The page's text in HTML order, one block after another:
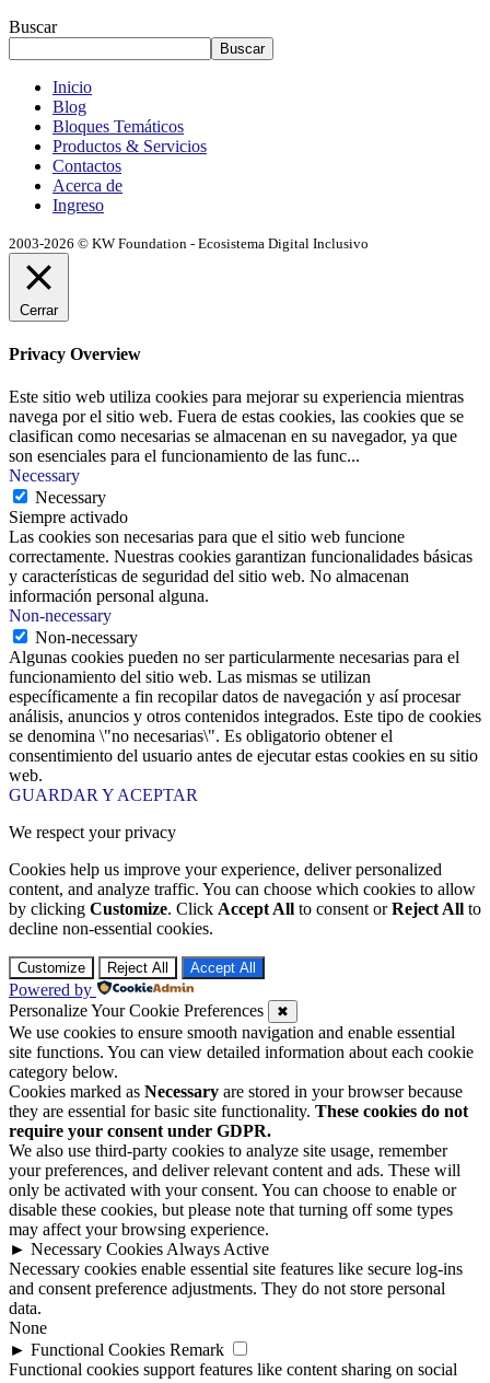
Buscar
Buscar
Inicio
Blog
Bloques Temáticos
Productos & Servicios
Contactos
Acerca de
Ingreso
2003-2026 © KW Foundation - Ecosistema Digital Inclusivo
Cerrar
Privacy Overview
Este sitio web utiliza cookies para mejorar su experiencia mientras
navega por el sitio web. Fuera de estas cookies, las cookies que se
clasifican como necesarias se almacenan en su navegador, ya que
son esenciales para el funcionamiento de las func...
Necessary
Necessary
Siempre activado
Las cookies son necesarias para que el sitio web funcione
correctamente. Nuestras cookies garantizan funcionalidades básicas
y características de seguridad del sitio web. No almacenan
información personal alguna.
Non-necessary
Non-necessary
Algunas cookies pueden no ser particularmente necesarias para el
funcionamiento del sitio web. Las mismas se utilizan
específicamente a fin recopilar datos de navegación y así procesar
análisis, anuncios y otros contenidos integrados. Este tipo de cookies
se denomina \"no necesarias\". Es obligatorio obtener el
consentimiento del usuario antes de ejecutar estas cookies en su sitio
web.
GUARDAR Y ACEPTAR
We respect your privacy
Cookies help us improve your experience, deliver personalized
content, and analyze traffic. You can choose which cookies to allow
by clicking Customize. Click Accept All to consent orReject All to
decline non-essential cookies.
Customize Reject All Accept All
Powered by
Personalize Your Cookie Preferences
✖
We use cookies to ensure smooth navigation and enable essential
site functions. You can view detailed information about each cookie
category below.
Cookies marked as Necessary are stored in your browser because
they are essential for basic site functionality. These cookies do not
require your consent under GDPR.
We also use third-party cookies to analyze site usage, remember
your preferences, and deliver relevant content and ads. These will
only be activated with your consent. You can choose to enable or
disable these cookies, but please note that turning off some types
may affect your browsing experience.
► Necessary Cookies Always Active
Necessary cookies enable essential site features like secure log-ins
and consent preference adjustments. They do not store personal
data.
None
► Functional Cookies Remark
Functional cookies support features like content sharing on social